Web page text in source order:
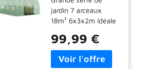
bâche Anti-UV
jardin 7 arceaux
18m² 6x3x2m Idéale
efficacement en
toutes saisons Cette
serre géante protège
99,99 €